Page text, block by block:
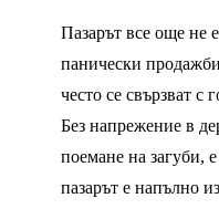
Пазарът все още не
панически
често се свързват с
Без напрежение в
поемане на загуби,
пазарът е напълно